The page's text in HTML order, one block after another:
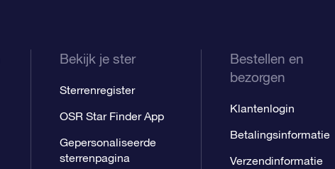
Bekijk je ster
Sterrenregister
OSR Star Finder App
Gepersonaliseerde
sterrenpagina
Bestellen en
bezorgen
Klantenlogin
Betalingsinformatie
Verzendinformatie